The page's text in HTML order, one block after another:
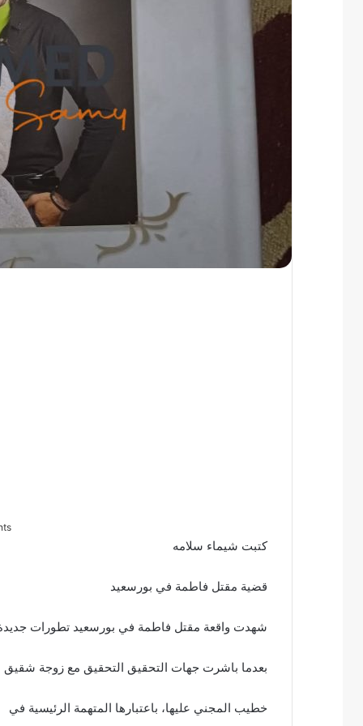
كتبت شيماء سلامه
قضية مقتل فاطمة في بورسعيد
شهدت واقعة مقتل فاطمة في بورسعيد تطورات
بعدما باشرت جهات التحقيق التحقيق مع زوجة شقيق
خطيب المجني عليها، باعتبارها المتهمة الرئيسية في